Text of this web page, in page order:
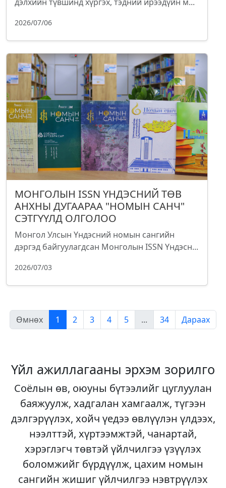
дэлхийн түвшинд хүргэх, тэдний ирээдүйн м...
2026/07/06
МОНГОЛЫН ISSN ҮНДЭСНИЙ ТӨВ
АНХНЫ ДУГААРАА "НОМЫН САНЧ"
СЭТГҮҮЛД ОЛГОЛОО
Монгол Улсын Үндэсний номын сангийн
дэргэд байгуулагдсан Монголын ISSN Үндэсн...
2026/07/03
Өмнөх 1 2 3 4 5 ... 34 Дараах
Үйл ажиллагааны эрхэм зорилго
Соёлын өв, оюуны бүтээлийг цуглуулан
баяжуулж, хадгалан хамгаалж, түгээн
дэлгэрүүлэх, хойч үедээ өвлүүлэн үлдээх,
нээлттэй, хүртээмжтэй, чанартай,
хэрэглэгч төвтэй үйлчилгээ үзүүлэх
боломжийг бүрдүүлж, цахим номын
сангийн жишиг үйлчилгээ нэвтрүүлэх